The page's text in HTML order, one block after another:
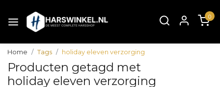
0
Home Tags holiday eleven verzorging
Producten getagd met
holiday eleven verzorging